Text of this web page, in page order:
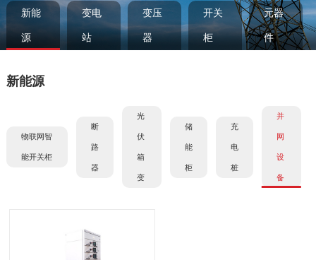
新能
源
变电
站
变压
器
开关
柜
元器
件
新能源
物联网智
能开关柜
断
路
器
光
伏
箱
变
储
能
柜
充
电
桩
并
网
设
备